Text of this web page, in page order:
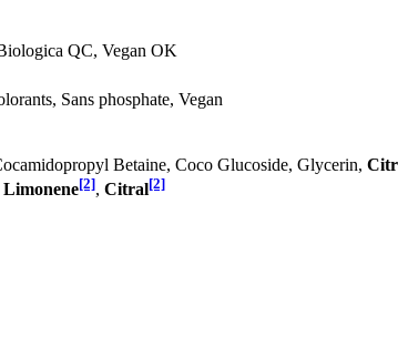
QC, Vegan OK
Sans phosphate, Vegan
Betaine, Coco Glucoside, Glycerin,
Limonene[2], Citral[2]